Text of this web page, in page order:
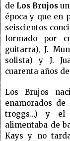
de Los Brujos
época y que en
seiscientos
formado por
guitarra), J.
solista) y J.
cuarenta años
Los Brujos
enamorados
troggs…) y el
alimentaba de
Kays y no